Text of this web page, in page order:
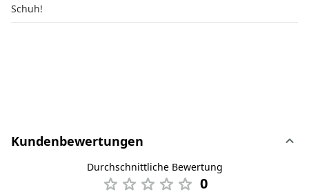
Schuh!
Kundenbewertungen
Durchschnittliche Bewertung
0